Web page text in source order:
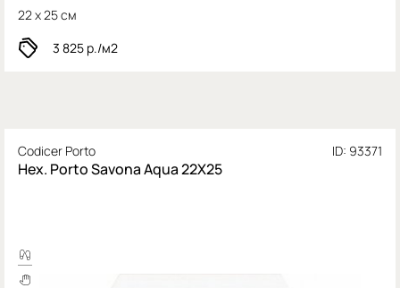
22 x 25 см
3 825 р./м2
Codicer Porto ID: 93371
Hex. Porto Savona Aqua 22X25